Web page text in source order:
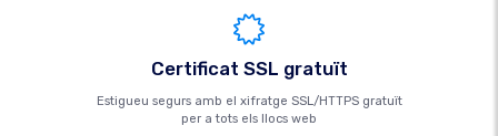
Certificat SSL gratuït
Estigueu segurs amb el xifratge SSL/HTTPS gratuït
per a tots els llocs web